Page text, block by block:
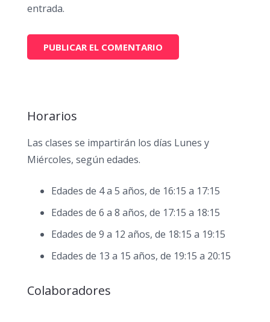
entrada.
Horarios
Las clases se impartirán los días Lunes y
Miércoles, según edades.
Edades de 4 a 5 años, de 16:15 a 17:15
Edades de 6 a 8 años, de 17:15 a 18:15
Edades de 9 a 12 años, de 18:15 a 19:15
Edades de 13 a 15 años, de 19:15 a 20:15
Colaboradores